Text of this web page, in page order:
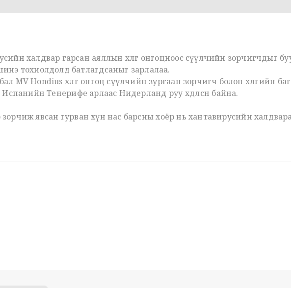
халдвар гарсан аяллын хөлөг онгоцноос сүүлчийн зорчигчдыг
тохиолдолд батлагдсаныг зарлалаа.
MV Hondius хөлөг онгоц сүүлчийн зургаан зорчигч болон хөлгийн
Тенерифе арлаас Нидерланд руу хөдөлсөн байна.
зорчиж явсан гурван хүн нас барсны хоёр нь хантавирусийн